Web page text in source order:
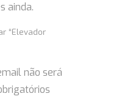
ainda.
“Elevador
não será